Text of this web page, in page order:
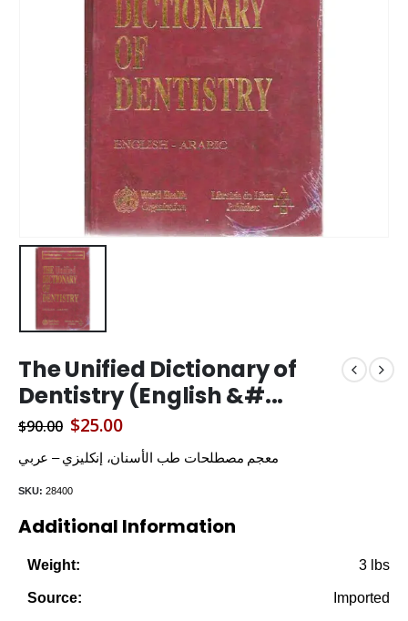
The Unified Dictionary of
Dentistry (English &#...
$90.00 Original
price
$25.00Current
price
معجم مصطلحات طب الأسنان، إنكليزي – عربي
SKU: 28400
Additional Information
Weight: 3 lbs
Source: Imported